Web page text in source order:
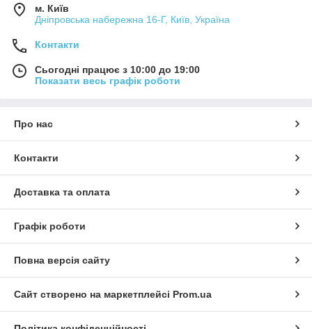
м. Київ
Дніпровська набережна 16-Г, Київ, Україна
Контакти
Сьогодні працює з 10:00 до 19:00
Показати весь графік роботи
Про нас
Контакти
Доставка та оплата
Графік роботи
Повна версія сайту
Сайт створено на маркетплейсі Prom.ua